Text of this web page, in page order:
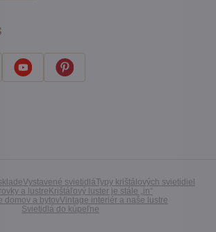
Vystavené svietidláTypy krištálových svietidiel
a lustreKrištáľový luster je stále „in“
domov a bytovVintage interiér a naše lustre
Svietidlá do kúpeľne